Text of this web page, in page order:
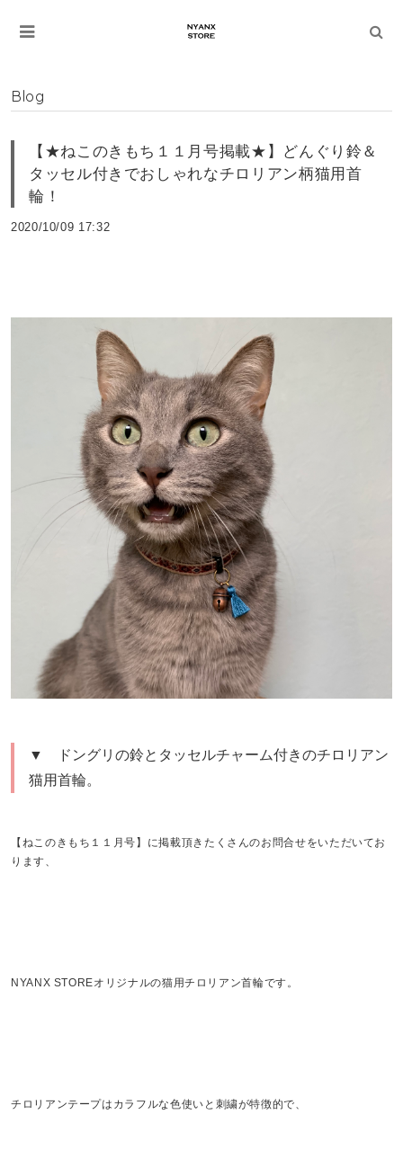
Blog
【★ねこのきもち１１月号掲載★】どんぐり鈴＆
タッセル付きでおしゃれなチロリアン柄猫用首
輪！
2020/10/09 17:32
▼ ドングリの鈴とタッセルチャーム付きのチロリアン
猫用首輪。
【ねこのきもち１１月号】に掲載頂きたくさんのお問合せをいただいてお
ります、
NYANX STOREオリジナルの猫用チロリアン首輪です。
チロリアンテープはカラフルな色使いと刺繍が特徴的で、